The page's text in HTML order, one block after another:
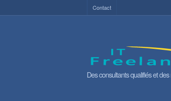
Contact
Des consultants qualifiés et